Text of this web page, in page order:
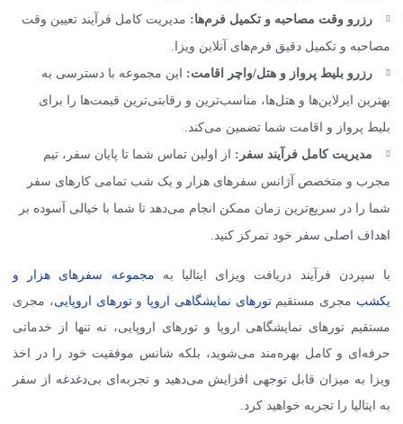
رزرو وقت مصاحبه و تکمیل فرم‌ها: مدیریت کامل فرآیند تعیین وقت
مصاحبه و تکمیل دقیق فرم‌های آنلاین ویزا.
رزرو بلیط پرواز و هتل/واچر اقامت: این مجموعه با دسترسی به
بهترین ایرلاین‌ها و هتل‌ها، مناسب‌ترین و رقابتی‌ترین قیمت‌ها را برای
بلیط پرواز و اقامت شما تضمین می‌کند.
مدیریت کامل فرآیند سفر: از اولین تماس شما تا پایان سفر، تیم
مجرب و متخصص آژانس سفرهای هزار و یک شب تمامی کارهای سفر
شما را در سریع‌ترین زمان ممکن انجام می‌دهد تا شما با خیالی آسوده بر
اهداف اصلی سفر خود تمرکز کنید.
با سپردن فرآیند دریافت ویزای ایتالیا به مجموعه سفرهای هزار و
یکشب مجری مستقیمتورهای نمایشگاهی اروپا وتورهای اروپایی، مجری
مستقیم تورهای نمایشگاهی اروپا و تورهای اروپایی، نه تنها از خدماتی
حرفه‌ای و کامل بهره‌مند می‌شوید، بلکه شانس موفقیت خود را در اخذ
ویزا به میزان قابل توجهی افزایش می‌دهید و تجربه‌ای بی‌دغدغه از سفر
به ایتالیا را تجربه خواهید کرد.